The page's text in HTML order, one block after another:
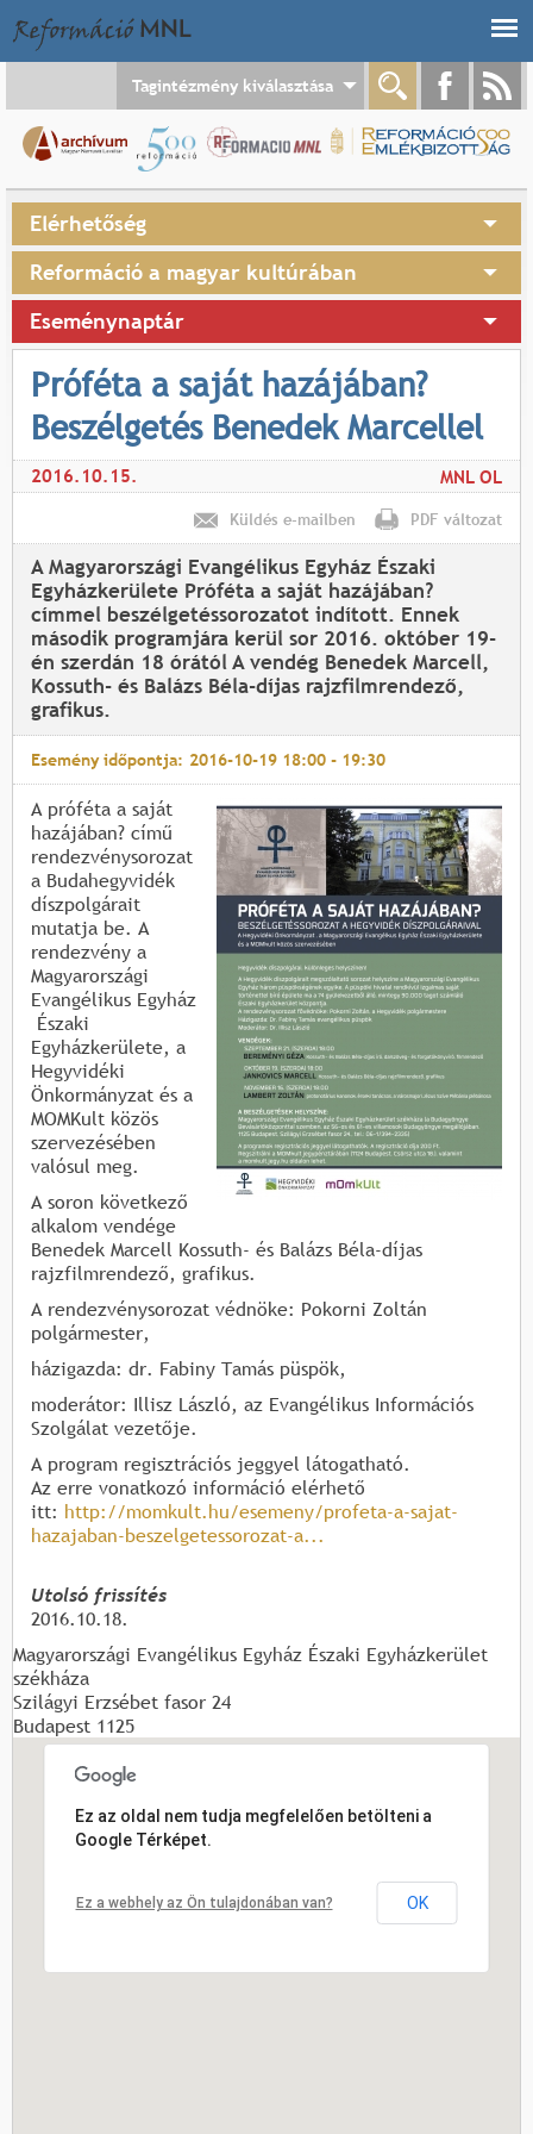
Tagintézmény kiválasztása
Elérhetőség
Reformáció a magyar kultúrában
Eseménynaptár
Próféta a saját hazájában?
Beszélgetés Benedek Marcellel
2016.10.15. MNL OL
Küldés e-mailben PDF változat
A Magyarországi Evangélikus Egyház Északi
Egyházkerülete Próféta a saját hazájában?
címmel beszélgetéssorozatot indított. Ennek
második programjára kerül sor 2016. október 19-
én szerdán 18 órától A vendég Benedek Marcell,
Kossuth- és Balázs Béla-díjas rajzfilmrendező,
grafikus.
Esemény időpontja: 2016-10-19 18:00 - 19:30
A próféta a saját
hazájában? című
rendezvénysorozat
a Budahegyvidék
díszpolgárait
mutatja be. A
rendezvény a
Magyarországi
Evangélikus Egyház
Északi
Egyházkerülete, a
Hegyvidéki
Önkormányzat és a
MOMKult közös
szervezésében
valósul meg.
A soron következő
alkalom vendége
Benedek Marcell Kossuth- és Balázs Béla-díjas
rajzfilmrendező, grafikus.
A rendezvénysorozat védnöke: Pokorni Zoltán
polgármester,
házigazda: dr. Fabiny Tamás püspök,
moderátor: Illisz László, az Evangélikus Információs
Szolgálat vezetője.
A program regisztrációs jeggyel látogatható.
Az erre vonatkozó információ elérhető
itt: http://momkult.hu/esemeny/profeta-a-sajat-
hazajaban-beszelgetessorozat-a...
Utolsó frissítés
2016.10.18.
Magyarországi Evangélikus Egyház Északi Egyházkerület
székháza
Szilágyi Erzsébet fasor 24
Budapest 1125
Ez az oldal nem tudja megfelelően betölteni a
Google Térképet.
Ez a webhely az Ön tulajdonában van? OK